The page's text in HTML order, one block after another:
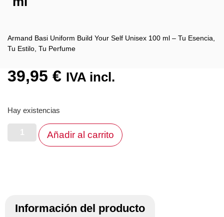
Armand Basi Uniform Build Your Self Unisex 100 ml – Tu Esencia,
Tu Estilo, Tu Perfume
39,95 € IVA incl.
Hay existencias
Añadir al carrito
Información del producto